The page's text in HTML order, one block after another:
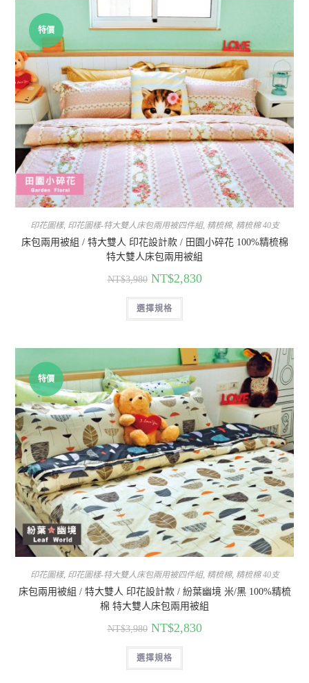
特價
印花圖樣, 印花圖樣-特大雙人床包兩用被四件組, 精梳棉, 精梳棉 40支
床包兩用被組 / 特大雙人 印花設計款 / 田園小碎花 100%精梳棉
特大雙人床包兩用被組
NT$3,980 NT$2,830
選擇規格
特價
印花圖樣, 印花圖樣-特大雙人床包兩用被四件組, 精梳棉, 精梳棉 40支
床包兩用被組 / 特大雙人 印花設計款 / 紛葉幽境 米/黑 100%精梳
棉 特大雙人床包兩用被組
NT$3,980 NT$2,830
選擇規格